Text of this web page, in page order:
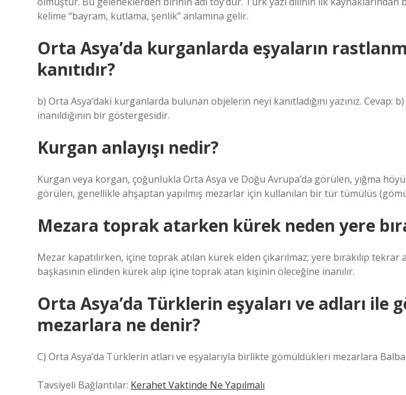
kelime “bayram, kutlama, şenlik” anlamına gelir.
Orta Asya’da kurganlarda eşyaların
kanıtıdır?
b) Orta Asya’daki kurganlarda bulunan objelerin neyi kanıtladığını yazınız. Cevap:
inanıldığının bir göstergesidir.
Kurgan anlayışı nedir?
Kurgan veya korgan, çoğunlukla Orta Asya ve Doğu Avrupa’da görülen, yığma
görülen, genellikle ahşaptan yapılmış mezarlar için kullanılan bir tür tümülüs
Mezara toprak atarken kürek neden yere
Mezar kapatılırken, içine toprak atılan kürek elden çıkarılmaz; yere bırakılıp tekrar
başkasının elinden kürek alıp içine toprak atan kişinin öleceğine inanılır.
Orta Asya’da Türklerin eşyaları ve adları ile
mezarlara ne denir?
C) Orta Asya’da Türklerin atları ve eşyalarıyla birlikte gömüldükleri mezarlara
Tavsiyeli Bağlantılar: Kerahet Vaktinde Ne Yapılmalı